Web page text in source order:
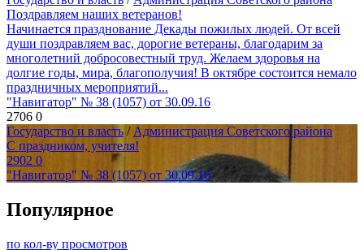
Поздравляем наших ветеранов!
Начинается празднование Декады пожилых людей. От всей
души поздравляем вас, дорогие ветераны, благодарим за
многолетний добросовестный труд. Желаем здоровья на
долгие годы, мира, благополучия! В октябре состоится немало
праздничных мероприятий...
"Навигатор" № 38 (1057) от 30.09.16
2706 0
Государство и власть / Администрация Советского района
С праздником, учителя!
2902 0
"Навигатор" № 38 (1057) от 30.09.16
Популярное
по кол-ву просмотров